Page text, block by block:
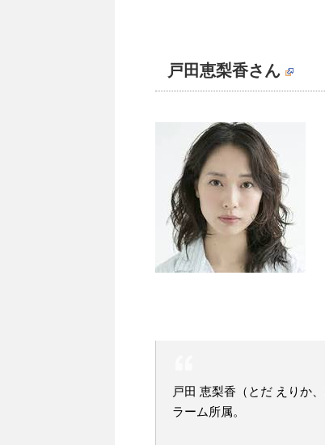
戸田恵梨香さん
戸田 恵梨香（とだ えりか
ラーム所属。